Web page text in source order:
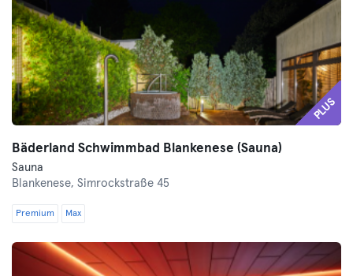
PLUS
Bäderland Schwimmbad Blankenese (Sauna)
Sauna
Blankenese, Simrockstraße 45
Premium Max